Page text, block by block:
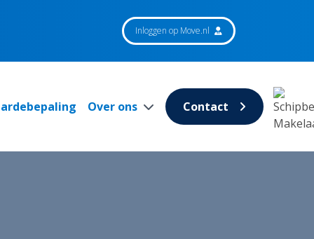
Inloggen op Move.nl
Over ons Contact